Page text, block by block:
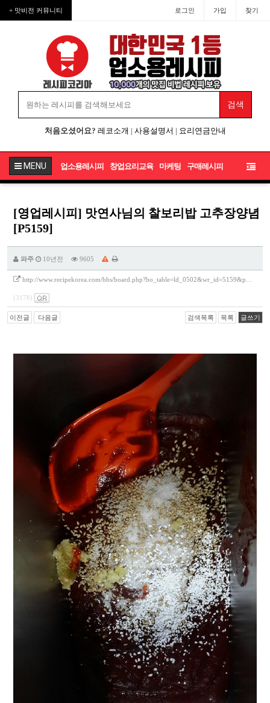
+ 맛비전 커뮤니티 로그인 가입 찾기
처음오셨어요? 레코소개 | 사용설명서 | 요리연금안내
MENU 업소용레시피 창업요리교육 마케팅 구매레시피
[영업레시피] 맛연사님의 찰보리밥 고추장양념
[P5159]
파주 10년전 9605
http://www.recipekorea.com/bbs/board.php?bo_table=ld_0502&wr_id=5159&p…
(3178)
이전글 다음글 검색목록 목록 글쓰기